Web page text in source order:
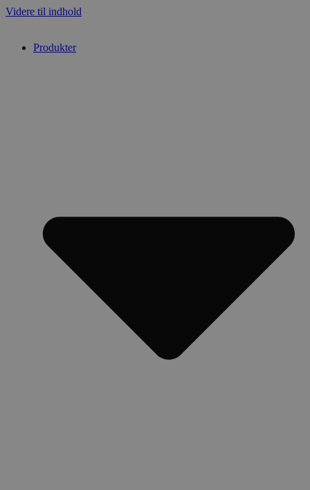
Videre til indhold
Produkter